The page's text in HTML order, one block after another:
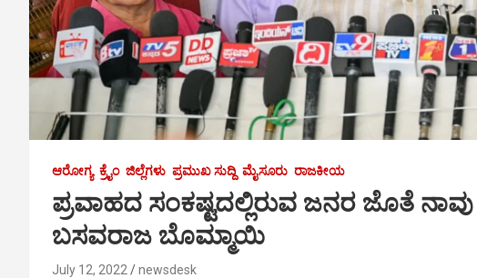
ಆರೋಗ್ಯ ಕ್ರೈಂ ಜಿಲ್ಲೆಗಳು ಪ್ರಮುಖ ಸುದ್ದಿ ಮೈಸೂರು ರಾಜಕೀಯ
ಪ್ರವಾಹದ ಸಂಕಷ್ಟದಲ್ಲಿರುವ ಜನರ ಜೊತೆ ನಾವು
ಬಸವರಾಜ ಬೊಮ್ಮಾಯಿ
July 12, 2022 newsdesk